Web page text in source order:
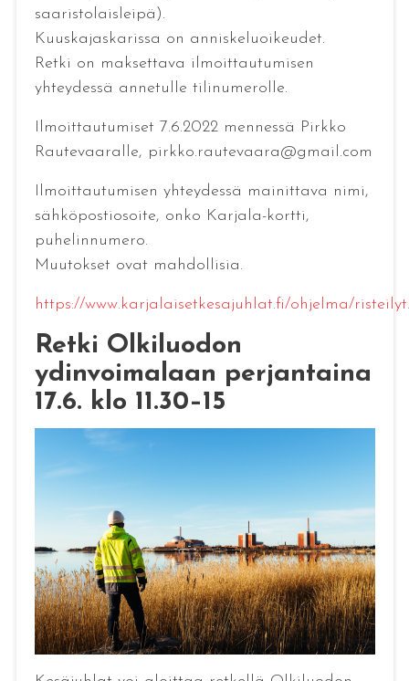
saaristolaisleipä).
Kuuskajaskarissa on anniskeluoikeudet.
Retki on maksettava ilmoittautumisen
yhteydessä annetulle tilinumerolle.
Ilmoittautumiset 7.6.2022 mennessä Pirkko
Rautevaaralle, pirkko.rautevaara@gmail.com
Ilmoittautumisen yhteydessä mainittava nimi,
sähköpostiosoite, onko Karjala-kortti,
puhelinnumero.
Muutokset ovat mahdollisia.
https://www.karjalaisetkesajuhlat.fi/ohjelma/
Retki Olkiluodon
ydinvoimalaan perjantaina
17.6. klo 11.30–15